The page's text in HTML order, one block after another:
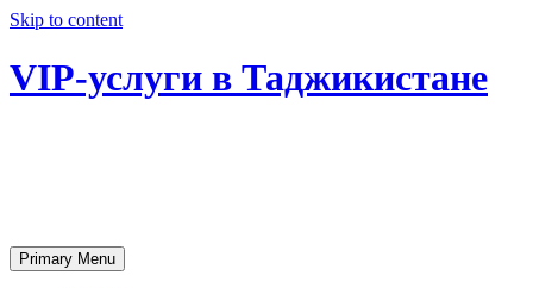
Skip to content
VIP-услуги в Таджикистане
Primary Menu